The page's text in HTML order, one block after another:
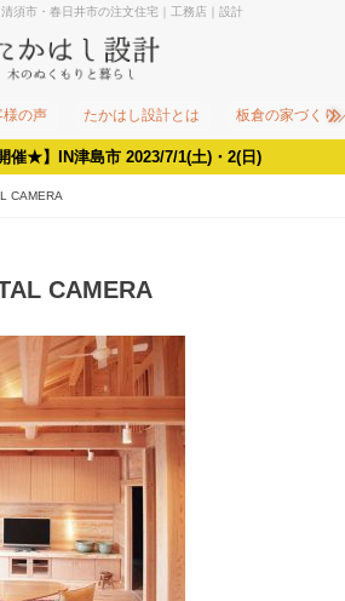
須市・春日井市の注文住宅｜工務店｜設計
様の声 たかはし設計とは 板倉の家づくり
催★】IN津島市 2023/7/1(土)・2(日)
CAMERA
CAMERA